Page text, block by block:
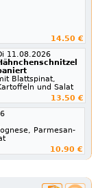
14.50 €
11.08.2026
Blattspinat,
und Salat
13.50 €
Parmesan-
10.90 €